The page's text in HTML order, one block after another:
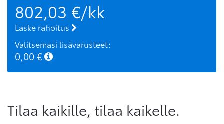
802,03 €/kk
Laske rahoitus
Valitsemasi lisävarusteet:
0,00 €
Tilaa kaikille, tilaa kaikelle.